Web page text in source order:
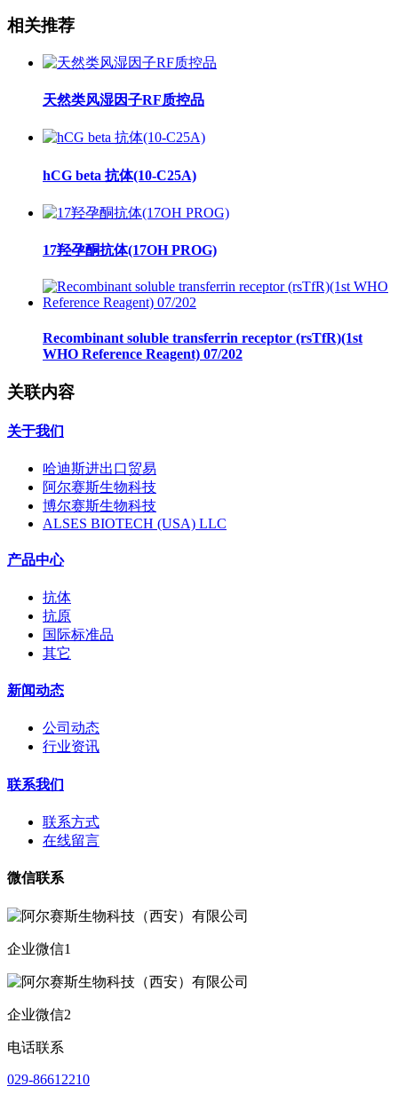
相关推荐
天然类风湿因子RF质控品
hCG beta 抗体(10-C25A)
17羟孕酮抗体(17OH PROG)
Recombinant soluble transferrin receptor (rsTfR)(1st
WHO Reference Reagent) 07/202
关联内容
关于我们
哈迪斯进出口贸易
阿尔赛斯生物科技
博尔赛斯生物科技
ALSES BIOTECH (USA) LLC
产品中心
抗体
抗原
国际标准品
其它
新闻动态
公司动态
行业资讯
联系我们
联系方式
在线留言
微信联系
企业微信1
企业微信2
电话联系
029-86612210